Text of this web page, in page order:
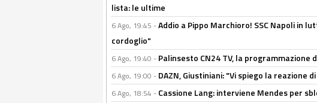
lista: le ultime
6 Ago, 19:45 -Addio a Pippo Marchioro! SSC Napoli in
cordoglio"
6 Ago, 19:40 - Palinsesto CN24 TV, la
6 Ago, 19:00 - DAZN, Giustiniani: "Vi spiego la reazione
6 Ago, 18:54 - Cassione Lang: interviene Mendes per